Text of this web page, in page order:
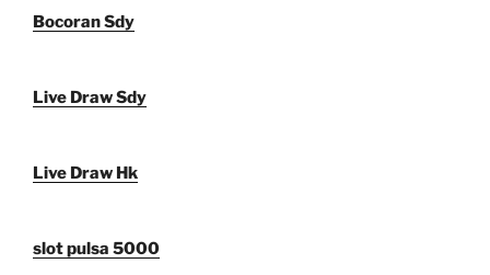
Bocoran Sdy
Live Draw Sdy
Live Draw Hk
slot pulsa 5000